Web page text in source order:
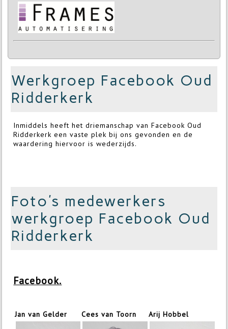
Werkgroep Facebook Oud
Ridderkerk
Inmiddels heeft het driemanschap van Facebook Oud
Ridderkerk een vaste plek bij ons gevonden en de
waardering hiervoor is wederzijds.
Foto's medewerkers
werkgroep Facebook Oud
Ridderkerk
Facebook.
Jan van Gelder Cees van Toorn Arij Hobbel